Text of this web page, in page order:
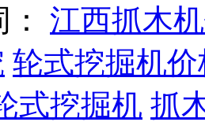
江西抓木
轮式挖掘机
式挖掘机 抓